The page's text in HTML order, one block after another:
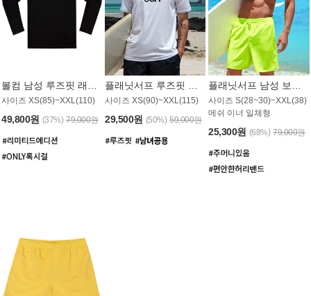
사이즈 XS(85)~XXL(110)
49,800원 (37%) 79,000원
사이즈 XS(90)~XXL(115)
29,500원 (50%) 59,000원
사이즈 S(28~30)~XXL(38)
메쉬 이너 일체형
25,300원 (68%) 79,000원